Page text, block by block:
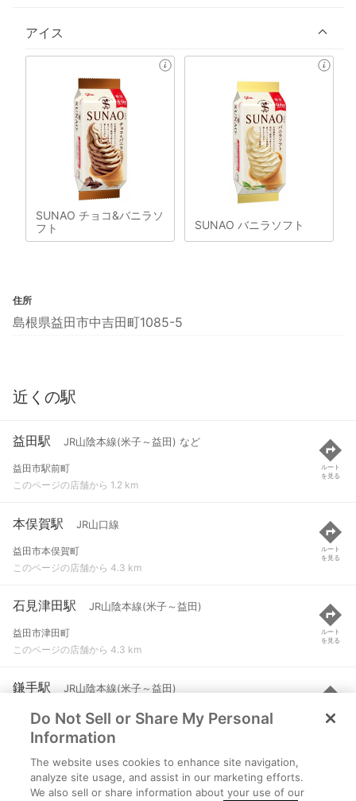
アイス
SUNAO チョコ&バニラソ
フト
SUNAO バニラソフト
住所
島根県益田市中吉田町1085-5
近くの駅
益田駅 JR山陰本線(米子～益田) など
益田市駅前町
このページの店舗から 1.2 km
ルート
を見る
本俣賀駅 JR山口線
益田市本俣賀町
このページの店舗から 4.3 km
ルート
を見る
石見津田駅 JR山陰本線(米子～益田)
益田市津田町
このページの店舗から 4.3 km
ルート
を見る
鎌手駅 JR山陰本線(米子～益田)
益田市西平原町
このページの店舗から 7.7 km
ルート
を見る
石見横田駅
益田市神田町
Do Not Sell or Share My Personal
Information
The website uses cookies to enhance site navigation,
analyze site usage, and assist in our marketing efforts.
We also sell or share information about your use of our